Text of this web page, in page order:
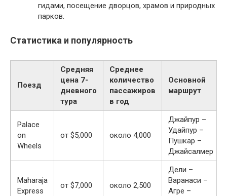
гидами, посещение дворцов, храмов и природных
парков.
Статистика и популярность
Поезд
Средняя
цена 7-
дневного
тура
Среднее
количество
пассажиров
в год
Основной
маршрут
Palace
on
Wheels
от $5,000 около 4,000
Джайпур –
Удайпур –
Пушкар –
Джайсалмер
Maharaja
Express
от $7,000 около 2,500
Дели –
Варанаси –
Агре –